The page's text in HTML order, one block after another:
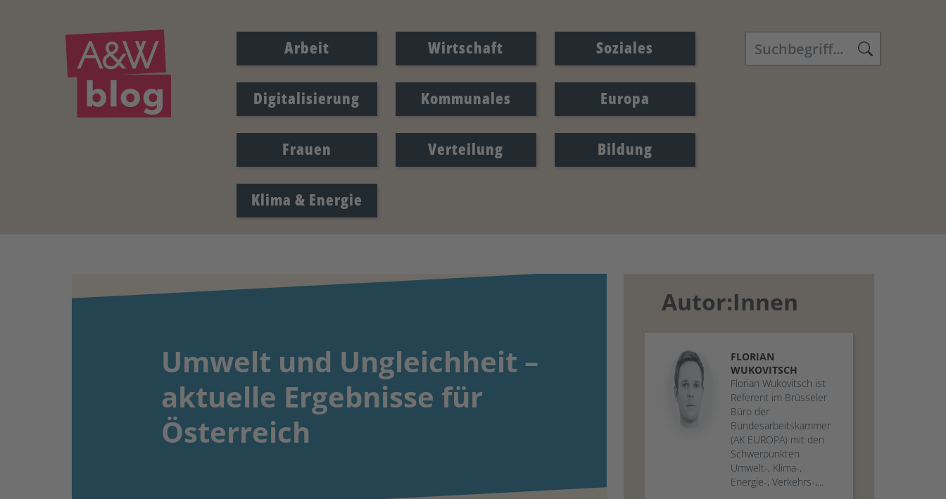
Arbeit Wirtschaft Soziales
Digitalisierung Kommunales Europa
Frauen Verteilung Bildung
Klima & Energie
Umwelt und Ungleichheit –
aktuelle Ergebnisse für
Österreich
Autor:Innen
FLORIAN
WUKOVITSCH
Florian Wukovitsch ist
Referent im Brüsseler
Büro der
Bundesarbeitskammer
(AK EUROPA) mit den
Schwerpunkten
Umwelt-, Klima-,
Energie-, Verkehrs-,...